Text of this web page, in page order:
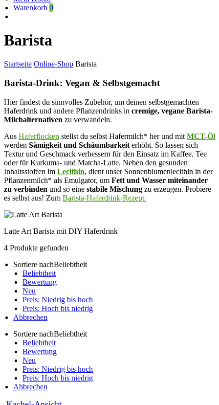
Warenkorb 0
Barista
Startseite Online-Shop Barista
Barista-Drink: Vegan & Selbstgemacht
Hier findest du sinnvolles Zubehör, um deinen selbstgemachten
Haferdrink und andere Pflanzendrinks in cremige, vegane Barista-
Milchalternativen zu verwandeln.
Aus Haferflocken stellst du selbst Hafermilch* her und mit MCT-Öl
werden Sämigkeit und Schäumbarkeit erhöht. So lassen sich
Textur und Geschmack verbessern für den Einsatz im Kaffee, Tee
oder für Kurkuma- und Matcha-Latte. Neben den gesunden
Inhaltsstoffen im Lecithin, dient unser Sonnenblumenlecithin in der
Pflanzenmilch* als Emulgator, um Fett und Wasser miteinander
zu verbinden und so eine stabile Mischung zu erzeugen. Probiere
es selbst aus! Zum Barista-Haferdrink-Rezept.
Latte Art Barista mit DIY Haferdrink
4 Produkte gefunden
Sortiere nachBeliebtheit
Beliebtheit
Bewertung
Neu
Preis: Niedrig bis hoch
Preis: Hoch bis niedrig
Abbrechen
Sortiere nachBeliebtheit
Beliebtheit
Bewertung
Neu
Preis: Niedrig bis hoch
Preis: Hoch bis niedrig
Abbrechen